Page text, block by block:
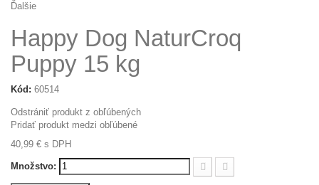
Ďalšie
Happy Dog NaturCroq
Puppy 15 kg
Kód: 60514
Odstrániť produkt z obľúbených
Pridať produkt medzi obľúbené
40,99 € s DPH
Množstvo: